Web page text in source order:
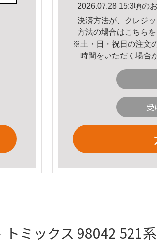
2026.07.28 15:3頃の
決済方法が、クレジ
方法の場合はこちら
※土・日・祝日の注文
時間をいただく場合
受
ミックス 98042 521